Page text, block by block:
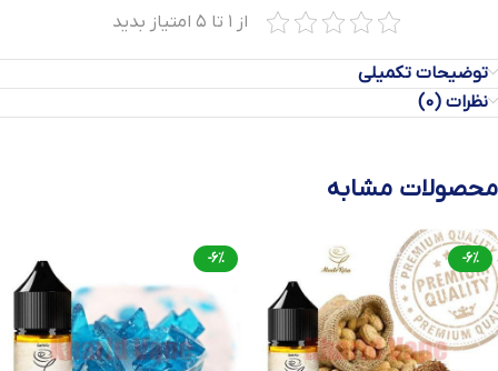
از ۱ تا ۵ امتیاز بدید
توضیحات تکمیلی
نظرات (0)
محصولات مشابه
-6%
-6%